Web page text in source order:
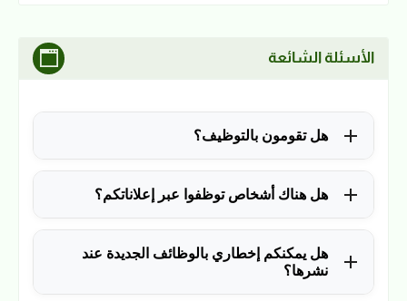
الأسئلة الشائعة
هل تقومون بالتوظيف؟
للأسف لا، في الوقت الحالي نقوم فقط بنشر الوظائف
المتاحة.هل هناك أشخاص توظفوا عبر إعلاناتكم؟
نعم ولله الحمد، منذ التأسيس في 2018 نشرنا آلاف
الوظائف، وكانت سببًا في توظيف آلاف من المتابعين.
هل يمكنكم إخطاري بالوظائف الجديدة عند
نشرها؟